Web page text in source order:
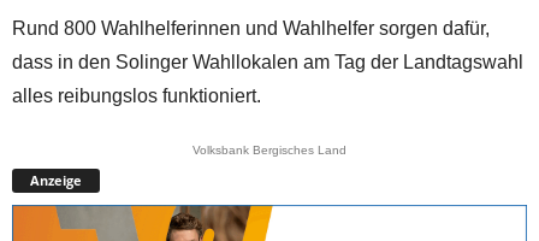
Rund 800 Wahlhelferinnen und Wahlhelfer sorgen dafür,
dass in den Solinger Wahllokalen am Tag der Landtagswahl
alles reibungslos funktioniert.
Volksbank Bergisches Land
Anzeige